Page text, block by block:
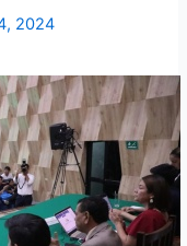
2024